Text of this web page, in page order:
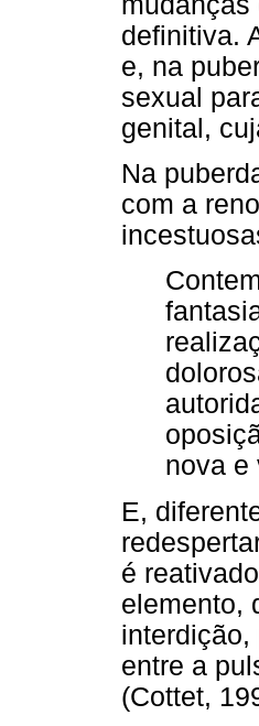
definitiva.
e, na
sexual
genital,
Na
com a
nova e
E,
é
elemento,
interdição,
entre a
(Cottet,